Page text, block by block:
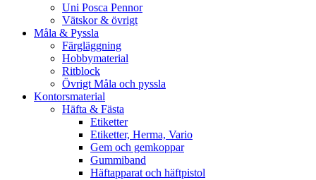
Uni Posca Pennor
Vätskor & övrigt
Måla & Pyssla
Färgläggning
Hobbymaterial
Ritblock
Övrigt Måla och pyssla
Kontorsmaterial
Häfta & Fästa
Etiketter
Etiketter, Herma, Vario
Gem och gemkoppar
Gummiband
Häftapparat och häftpistol